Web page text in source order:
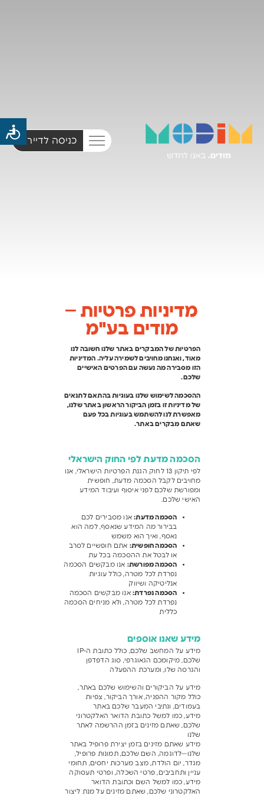
כניסה לדיירים
מדיניות פרטיות –
מודים בע"מ
הפרטיות של המבקרים באתר שלנו חשובה לנו
מאוד, ואנחנו מחויבים לשמירה עליה. המדיניות
הזו מסבירה מה נעשה עם הפרטים האישיים
שלכם.
ההסכמה לשימוש שלנו בעוגיות בהתאם לתנאים
של מדיניות זו בזמן הביקור הראשון באתר שלנו,
מאפשרת לנו להשתמש בעוגיות בכל פעם
שאתם מבקרים באתר.
הסכמה מדעת לפי החוק הישראלי
לפי תיקון 13 לחוק הגנת הפרטיות הישראלי, אנו
מחויבים לקבל הסכמה מדעת, חופשית
ומפורשת שלכם לפני איסוף ועיבוד המידע
האישי שלכם.
הסכמה מדעת:אנו מסבירים לכם
בבירור מה המידע שנאסף, למה הוא
נאסף, ואיך הוא משמש
הסכמה חופשית: אתם חופשיים לסרב
או לבטל את ההסכמה בכל עת
הסכמה מפורשת: אנו מבקשים הסכמה
נפרדת לכל מטרה, כולל עוגיות
אנליטיקה ושיווק
הסכמה נפרדת:אנו מבקשים הסכמה
נפרדת לכל מטרה, ולא מניחים הסכמה
כללית
מידע שאנו אוספים
מידע על המחשב שלכם, כולל כתובת ה-IP
שלכם, מיקומכם הגאוגרפי, סוג הדפדפן
והגרסה שלו, ומערכת ההפעלה
מידע על הביקורים והשימוש שלכם באתר,
כולל מקור ההפניה, אורך הביקור, צפיות
בעמודים, ונתיבי המעבר שלכם באתר
מידע, כמו למשל כתובת הדואר האלקטרוני
שלכם, שאתם מזינים בזמן ההרשמה לאתר
שלנו
מידע שאתם מזינים בזמן יצירת פרופיל באתר
שלנו—לדוגמה, השם שלכם, תמונות פרופיל,
מגדר, יום הולדת, מצב מערכות יחסים, תחומי
עניין ותחביבים, פרטי השכלה, ופרטי תעסוקה
מידע, כמו למשל השם וכתובת הדואר
האלקטרוני שלכם, שאתם מזינים על מנת ליצור